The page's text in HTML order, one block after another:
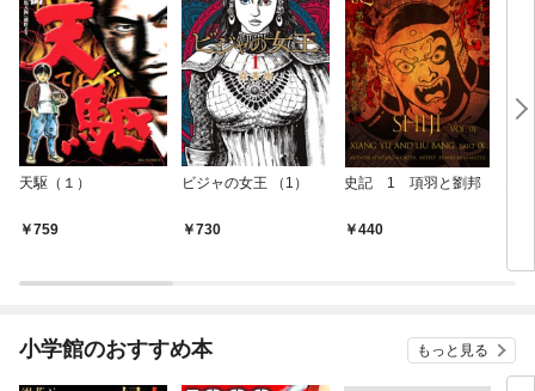
天駆（１）
759
ビジャの女王 （1）
730
史記 1 項羽と劉邦
440
小学館のおすすめ本 もっと見る